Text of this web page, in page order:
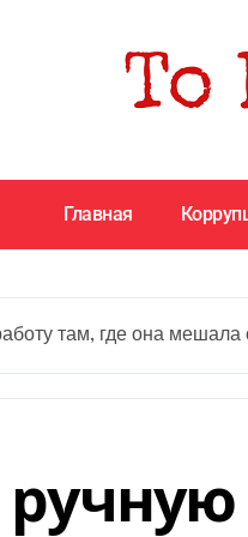
Главная
там, где она мешала